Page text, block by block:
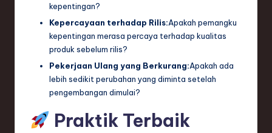
kepentingan?
Kepercayaan terhadap Rilis:Apakah pemangku
kepentingan merasa percaya terhadap kualitas
produk sebelum rilis?
Pekerjaan Ulang yang Berkurang:Apakah ada
lebih sedikit perubahan yang diminta setelah
pengembangan dimulai?
Praktik Terbaik